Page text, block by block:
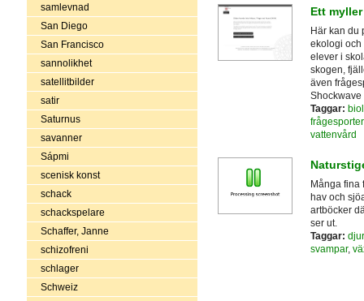
samlevnad
San Diego
San Francisco
sannolikhet
satellitbilder
satir
Saturnus
savanner
Sápmi
scenisk konst
schack
schackspelare
Schaffer, Janne
schizofreni
schlager
Schweiz
Ett
Här kan du
ekologi och
elever i
skogen,
även
Shockwave
Taggar:
frågesporter
vattenvård
Många fina
hav och
artböcker
ser ut.
Taggar: djur
svampar,